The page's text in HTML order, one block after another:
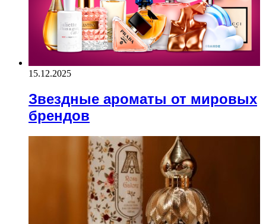
15.12.2025
Звездные ароматы от мировых
брендов